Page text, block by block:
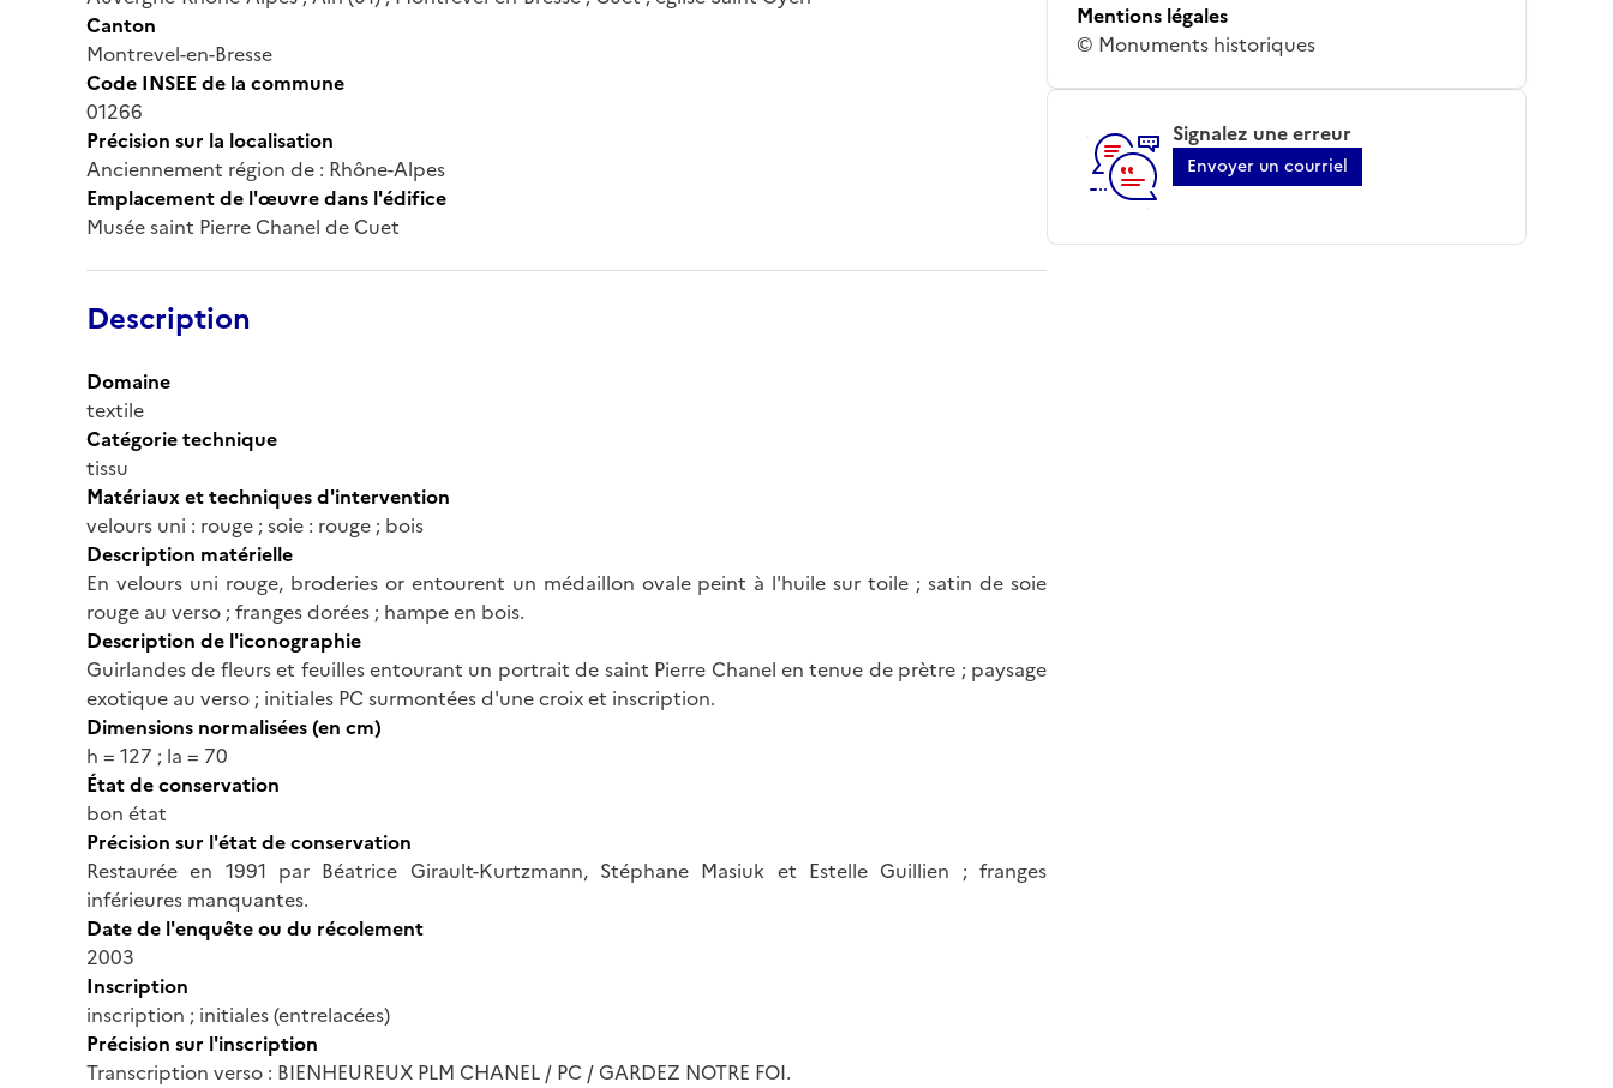
Canton
Montrevel-en-Bresse
Code INSEE de la commune
01266
Précision sur la localisation
Anciennement région de : Rhône-Alpes
Emplacement de l'œuvre dans l'édifice
Musée saint Pierre Chanel de Cuet
Description
Domaine
textile
Catégorie technique
tissu
Matériaux et techniques d'intervention
velours uni : rouge ; soie : rouge ; bois
Description matérielle
En velours uni rouge, broderies or entourent un médaillon ovale peint à l'huile sur toile ; satin de soie
rouge au verso ; franges dorées ; hampe en bois.
Description de l'iconographie
Guirlandes de fleurs et feuilles entourant un portrait de saint Pierre Chanel en tenue de prètre ; paysage
exotique au verso ; initiales PC surmontées d'une croix et inscription.
Dimensions normalisées (en cm)
h = 127 ; la = 70
État de conservation
bon état
Précision sur l'état de conservation
Restaurée en 1991 par Béatrice Girault-Kurtzmann, Stéphane Masiuk et Estelle Guillien ; franges
inférieures manquantes.
Date de l'enquête ou du récolement
2003
Inscription
inscription ; initiales (entrelacées)
Précision sur l'inscription
Transcription verso : BIENHEUREUX PLM CHANEL / PC / GARDEZ NOTRE FOI.
Mentions légales
© Monuments historiques
Signalez une erreur
Envoyer un courriel